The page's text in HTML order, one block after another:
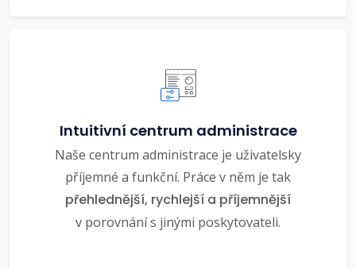
Intuitivní centrum administrace
Naše centrum administrace je uživatelsky
příjemné a funkční. Práce v něm je tak
přehlednější, rychlejší a příjemnější
v porovnání s jinými poskytovateli.